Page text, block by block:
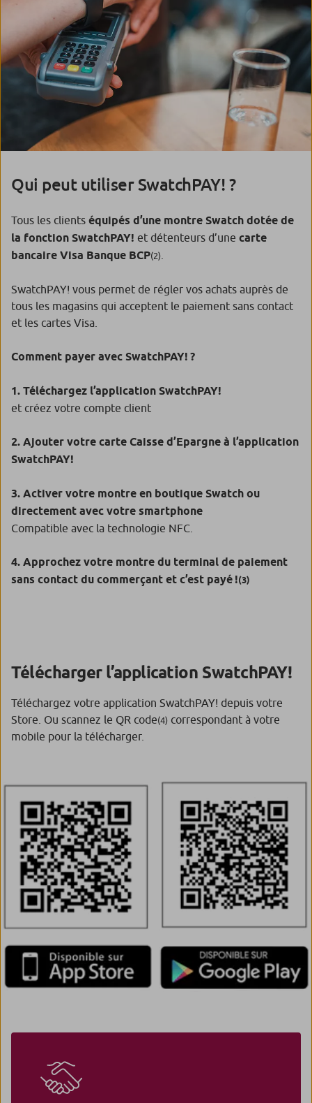
Qui peut utiliser SwatchPAY! ?
Tous les clients équipés d’une montre Swatch dotée de
la fonction SwatchPAY! et détenteurs d’une carte
bancaire Visa Banque BCP(2)
SwatchPAY! vous permet de régler vos achats auprès de
tous les magasins qui acceptent le paiement sans contact
et les cartes Visa.
Comment payer avec SwatchPAY! ?
1. Téléchargez l’application SwatchPAY!
et créez votre compte client
2. Ajouter votre carte Caisse d’Epargne à l’application
SwatchPAY!
3. Activer votre montre en boutique Swatch ou
directement avec votre smartphone
Compatible avec la technologie NFC.
4. Approchez votre montre du terminal de paiement
sans contact du commerçant et c’est payé !(3)
Télécharger l’application SwatchPAY!
Téléchargez votre application SwatchPAY! depuis votre
Store. Ou scannez le QR code(4) correspondant à votre
mobile pour la télécharger.